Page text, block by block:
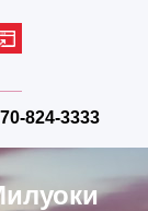
824-3333